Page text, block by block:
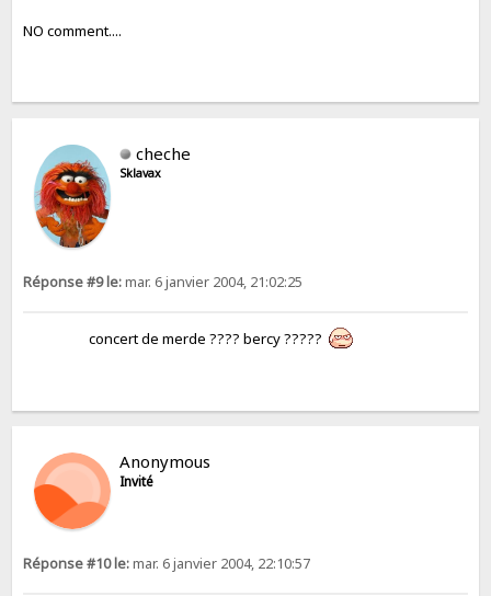
NO comment....
cheche
Sklavax
Réponse #9 le:mar. 6 janvier 2004, 21:02:25
concert de merde ???? bercy ?????
Anonymous
Invité
Réponse #10 le:mar. 6 janvier 2004, 22:10:57